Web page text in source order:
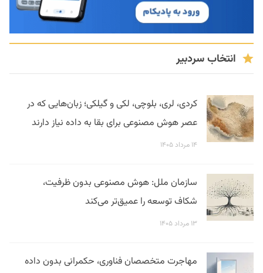
انتخاب سردبیر
کردی، لری، بلوچی، لکی و گیلکی؛ زبان‌هایی که در
عصر هوش مصنوعی برای بقا به داده نیاز دارند
۱۴ مرداد ۱۴۰۵
سازمان ملل: هوش مصنوعی بدون ظرفیت،
شکاف توسعه را عمیق‌تر می‌کند
۱۳ مرداد ۱۴۰۵
مهاجرت متخصصان فناوری، حکمرانی بدون داده